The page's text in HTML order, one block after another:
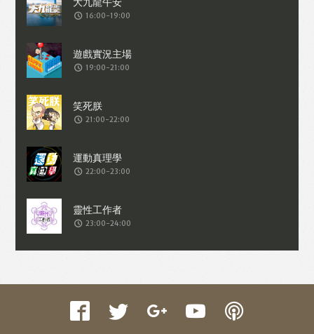
報並會根據你在交易平台（如PAYPAL），
問答、爭執或與帳戶相關的物品或內
容）。
16:00-19:00
19:00-21:00
21:00-22:00
22:00-23:00
23:00-24:00